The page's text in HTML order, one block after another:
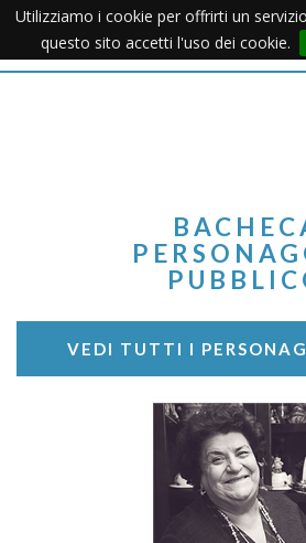
Utilizziamo i cookie per offrirti un
questo sito accetti l'uso dei cookie.
VEDI TUTTI I